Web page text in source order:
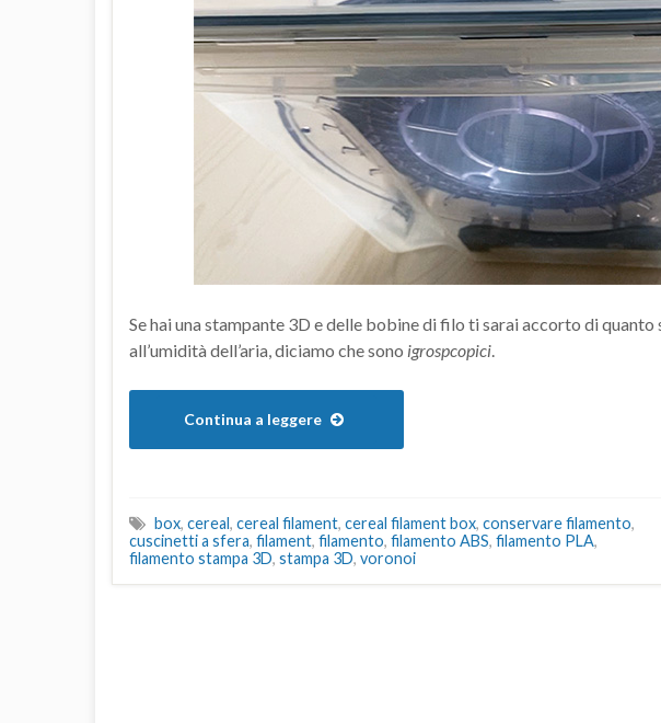
Se hai una stampante 3D e delle bobine di filo ti sarai accorto di
all’umidità dell’aria, diciamo che sono igrospcopici.
Continua a leggere
box, cereal, cereal filament, cereal filament box, conservare filamento,
cuscinetti a sfera, filament, filamento, filamento ABS, filamento PLA,
filamento stampa 3D, stampa 3D, voronoi